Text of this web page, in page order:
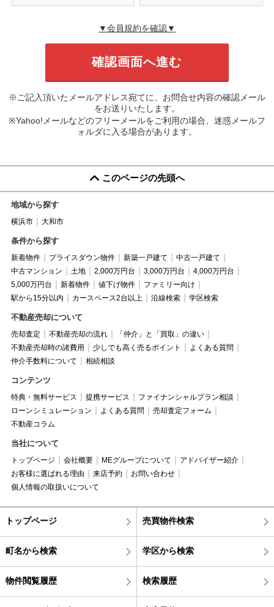
▼会員規約を確認▼
※ご記入頂いたメールアドレス宛てに、お問合せ内容の確認メール
をお送りいたします。
※Yahoo!メールなどのフリーメールをご利用の場合、迷惑メールフ
ォルダに入る場合があります。
このページの先頭へ
地域から探す
横浜市 大和市
条件から探す
新着物件 プライスダウン物件 新築一戸建て
中古一戸建て
中古マンション
土地 2,000万円台 3,000万円台
4,000万円台
5,000万円台
新着物件 値下げ物件
ファミリー向け
駅から15分以内
カースペース2台以上 沿線検索 学区検索
不動産売却について
売却査定 不動産売却の流れ
「仲介」と「買取」の違い
不動産売却時の諸費用
少しでも高く売るポイント
よくある質問
仲介手数料について
相続相談
コンテンツ
特典・無料サービス 提携サービス
ファイナンシャルプラン相談
ローンシミュレーション
よくある質問
売却査定フォーム
不動産コラム
当社について
トップページ 会社概要 MEグループについて
アドバイザー紹介
お客様に選ばれる理由
来店予約
お問い合わせ
個人情報の取扱いについて
トップページ 売買物件検索
町名から検索 学区から検索
物件閲覧履歴 検索履歴